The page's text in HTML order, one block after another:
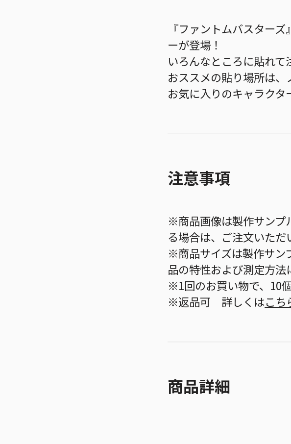
『ファントムバスター
ーが登場！
いろんなところに貼れ
おススメの貼り場所は
お気に入りのキャラク
注意事項
※商品画像は製作サンプ
る場合は、ご注文いた
※商品サイズは製作サン
品の特性および測定方
※1回のお買い物で、10
※返品可 詳しくはこち
商品詳細